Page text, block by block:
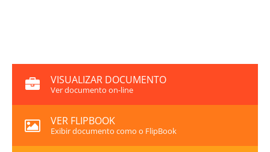
VISUALIZAR DOCUMENTO
Ver documento on-line
VER FLIPBOOK
Exibir documento como o FlipBook